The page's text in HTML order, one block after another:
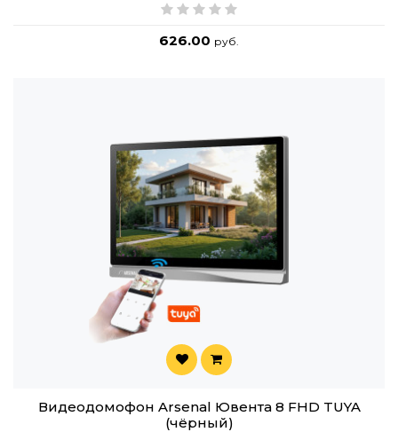
626.00 руб.
Видеодомофон Arsenal Ювента 8 FHD TUYA
(чёрный)